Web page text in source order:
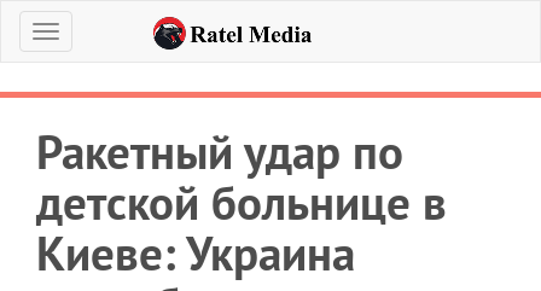
Меню
Ракетный удар по
детской больнице в
Киеве: Украина